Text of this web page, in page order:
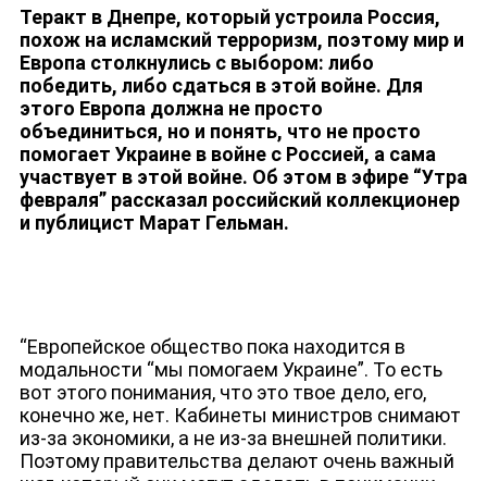
НОВОСТИ
Теракт в Днепре, который устроила Россия,
похож на исламский терроризм, поэтому мир и
Европа столкнулись с выбором: либо
победить, либо сдаться в этой войне. Для
этого Европа должна не просто
объединиться, но и понять, что не просто
помогает Украине в войне с Россией, а сама
участвует в этой войне. Об этом в эфире “Утра
февраля” рассказал российский коллекционер
и публицист Марат Гельман.
“Европейское общество пока находится в
модальности “мы помогаем Украине”. То есть
вот этого понимания, что это твое дело, его,
конечно же, нет. Кабинеты министров снимают
из-за экономики, а не из-за внешней политики.
Поэтому правительства делают очень важный